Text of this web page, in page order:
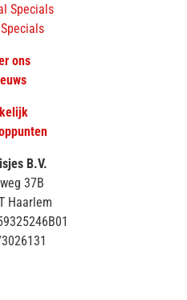
Specials
ons
B.V.
37B
Haarlem